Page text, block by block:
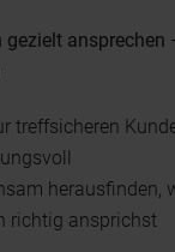
gezielt ansprechen
treffsicheren
herausfinden,
richtig ansprichst